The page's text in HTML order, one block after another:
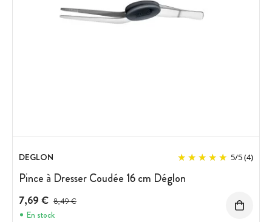
DEGLON 5/5(4)
Pince à Dresser Coudée 16 cm Déglon
7,69 € Prix avant réduction :
8,49 €
En stock